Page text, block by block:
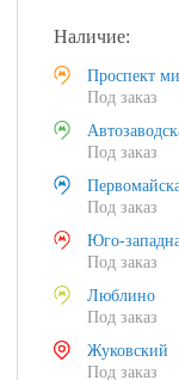
Наличие:
Проспект
Под заказ
Под заказ
Под заказ
Юго-
Под заказ
Люблино
Под заказ
Жуковский
Под заказ